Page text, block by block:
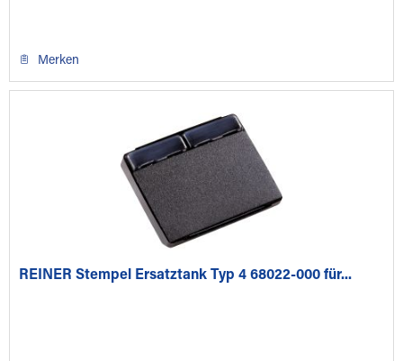
Merken
REINER Stempel Ersatztank Typ 4 68022-000 für...